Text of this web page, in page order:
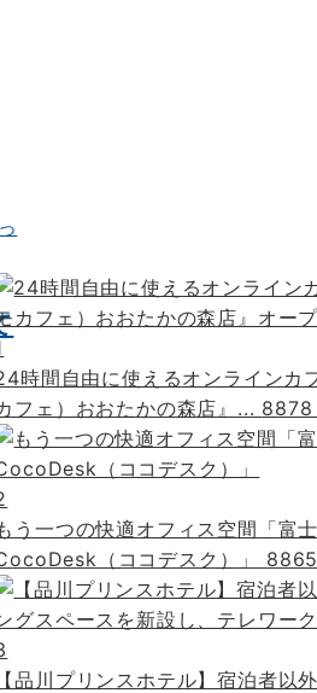
時間自由に使えるオンラインカ
フェ）おおたかの森店』...
う一つの快適オフィス空間「富
（ココデスク）」
【品川プリンスホテル】宿泊者以